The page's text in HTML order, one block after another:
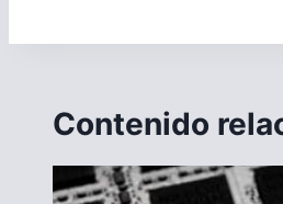
Contenido